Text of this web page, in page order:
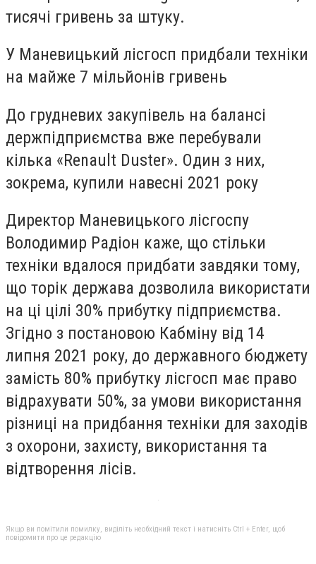
тисячі гривень за штуку.
У Маневицький лісгосп придбали техніки
на майже 7 мільйонів гривень
До грудневих закупівель на балансі
держпідприємства вже перебували
кілька «Renault Duster». Один з них,
зокрема, купили навесні 2021 року
Директор Маневицького лісгоспу
Володимир Радіон каже, що стільки
техніки вдалося придбати завдяки тому,
що торік держава дозволила використати
на ці цілі 30% прибутку підприємства.
Згідно з постановою Кабміну від 14
липня 2021 року, до державного бюджету
замість 80% прибутку лісгосп має право
відрахувати 50%, за умови використання
різниці на придбання техніки для заходів
з охорони, захисту, використання та
відтворення лісів.
Якщо ви помітили помилку, виділіть необхідний текст і натисніть Ctrl + Enter, щоб
повідомити про це редакцію